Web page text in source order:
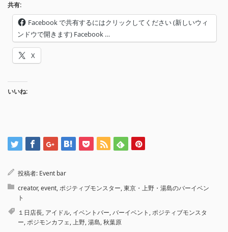
共有:
Facebook で共有するにはクリックしてください (新しいウィ
ンドウで開きます) Facebook …
X
いいね:
投稿者: Event bar
creator,event,ポジティブモンスター,東京・上野・湯島のバーイベン
ト
１日店長, アイドル, イベントバー,バーイベント,ポジティブモンスタ
ー,ポジモンカフェ,上野,湯島,秋葉原